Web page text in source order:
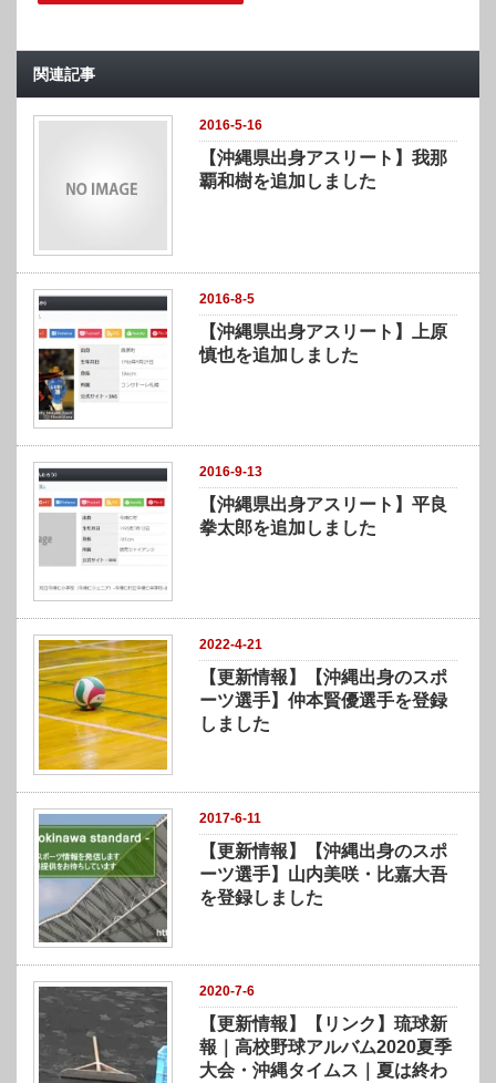
き
ま
す
)
し
ィ
ド
ま
す
関連記事
2016-5-16
【沖縄県出身アスリート】‎我那
覇和樹を追加しました
2016-8-5
【沖縄県出身アスリート】上原
慎也を追加しました
2016-9-13
【沖縄県出身アスリート】平良
拳太郎を追加しました
2022-4-21
【更新情報】【沖縄出身のスポ
ーツ選手】仲本賢優選手を登録
しました
2017-6-11
【更新情報】【沖縄出身のスポ
ーツ選手】山内美咲・比嘉大吾
を登録しました
2020-7-6
【更新情報】【リンク】琉球新
報｜高校野球アルバム2020夏季
大会・沖縄タイムス｜夏は終わ